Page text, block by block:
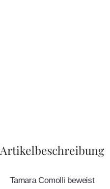
Artikelbeschreibung
Tamara Comolli beweist